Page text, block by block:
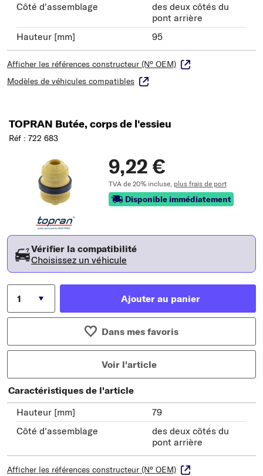
Côté d'assemblage
des deux côtés du
pont arrière
Hauteur [mm]
95
Afficher les références constructeur (N° OEM)
Modèles de véhicules compatibles
TOPRAN Butée, corps de l'essieu
Réf : 722 683
9,22 €
TVA de 20% incluse, plus frais de port
Disponible immédiatement
Vérifier la compatibilité
Choisissez un véhicule
Ajouter au panier
Dans mes favoris
Voir l'article
Caractéristiques de l'article
Hauteur [mm]
79
Côté d'assemblage
des deux côtés du
pont arrière
Afficher les références constructeur (N° OEM)